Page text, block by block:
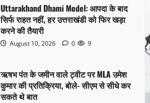
Uttarakhand Dhami Model: आपदा के बाद
सिर्फ राहत नहीं, हर उत्तराखंडी को फिर खड़ा
करने की तैयारी
August 10, 2026 0 9
ऋषभ पंत के जमीन वाले ट्वीट पर MLA उमेश
कुमार की प्रतिक्रिया, बोले- सीएम से सीधे कर
सकते थे बात